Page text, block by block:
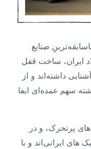
صنایع
ایران، ساخت قفل
داشته‌اند و از
سهم عمده‌ای ایفا
پرتحرک، و در
ایرانی‌اند و با